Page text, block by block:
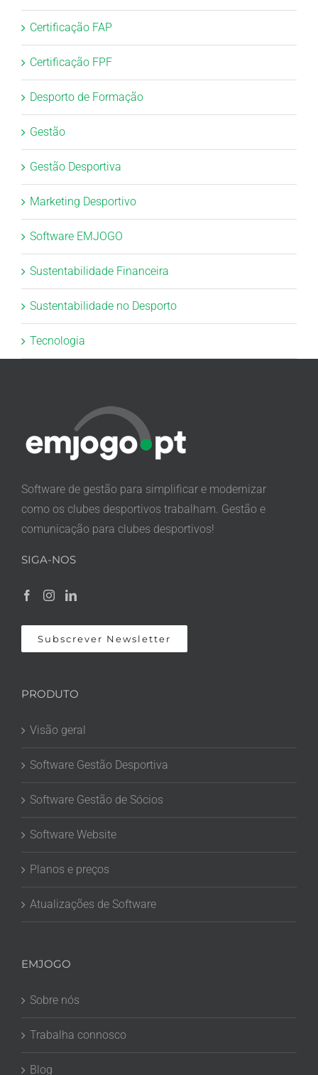
Certificação FAP
Certificação FPF
Desporto de Formação
Gestão
Gestão Desportiva
Marketing Desportivo
Software EMJOGO
Sustentabilidade Financeira
Sustentabilidade no Desporto
Tecnologia
Software de gestão para simplificar e modernizar
como os clubes desportivos trabalham. Gestão e
comunicação para clubes desportivos!
SIGA-NOS
Subscrever Newsletter
PRODUTO
Visão geral
Software Gestão Desportiva
Software Gestão de Sócios
Software Website
Planos e preços
Atualizações de Software
EMJOGO
Sobre nós
Trabalha connosco
Blog